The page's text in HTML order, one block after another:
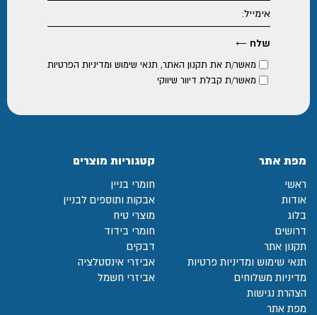
מאשר/ת את תקנון האתר, תנאי שימוש ומדיניות הפרטיות
מאשר/ת קבלת דיוור שיווקי
מפת אתר
ראשי
אודות
בלוג
דרושים
תקנון אתר
תנאי שימוש ומדיניות פרטיות
מדיניות משלוחים
הצהרת נגישות
מפת אתר
קטגוריות מוצרים
חומרי בניין
אבקות ותוספים לבניין
מוצרי טיח
חומרי בידוד
דבקים
אביזרי אינסטלציה
אביזרי חשמל